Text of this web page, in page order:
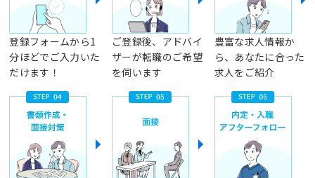
登録フォームから1
分ほどでご入力いた
だけます！
ご登録後、アドバイ
ザーが転職のご希望
を伺います
豊富な求人情報か
ら、あなたに合った
求人をご紹介